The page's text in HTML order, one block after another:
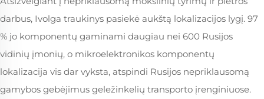
darbus, Ivolga traukinys pasiekė aukštą lokalizacijos lygį. 97
% jo komponentų gaminami daugiau nei 600 Rusijos
vidinių įmonių, o mikroelektronikos komponentų
lokalizacija vis dar vyksta, atspindi Rusijos nepriklausomą
gamybos gebėjimus geležinkelių transporto įrenginiuose.